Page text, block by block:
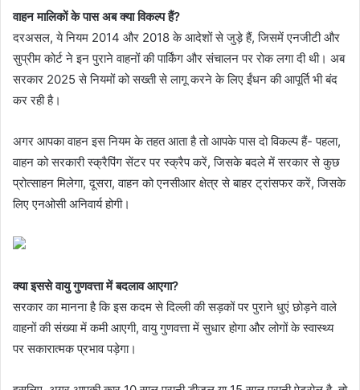
वाहन मालिकों के पास अब क्या विकल्प हैं?
दरअसल, ये नियम 2014 और 2018 के आदेशों से जुड़े हैं, जिसमें एनजीटी और
सुप्रीम कोर्ट ने इन पुराने वाहनों की पार्किंग और संचालन पर रोक लगा दी थी। अब
सरकार 2025 से नियमों को सख्ती से लागू करने के लिए ईंधन की आपूर्ति भी बंद
कर रही है।
अगर आपका वाहन इस नियम के तहत आता है तो आपके पास दो विकल्प हैं- पहला,
वाहन को सरकारी स्क्रैपिंग सेंटर पर स्क्रैप करें, जिसके बदले में सरकार से कुछ
प्रोत्साहन मिलेगा, दूसरा, वाहन को एनसीआर क्षेत्र से बाहर ट्रांसफर करें, जिसके
लिए एनओसी अनिवार्य होगी।
क्या इससे वायु गुणवत्ता में बदलाव आएगा?
सरकार का मानना ​​है कि इस कदम से दिल्ली की सड़कों पर पुराने धुएं छोड़ने वाले
वाहनों की संख्या में कमी आएगी, वायु गुणवत्ता में सुधार होगा और लोगों के स्वास्थ्य
पर सकारात्मक प्रभाव पड़ेगा।